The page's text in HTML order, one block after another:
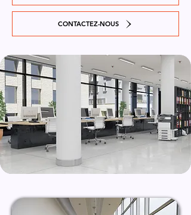
CONTACTEZ-NOUS